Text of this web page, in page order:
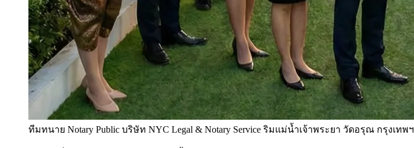
ทีมทนาย Notary Public บริษัท NYC Legal & Notary Service ริมแม่น้ำเจ้าพระยา วัดอรุณ กรุงเทพฯ